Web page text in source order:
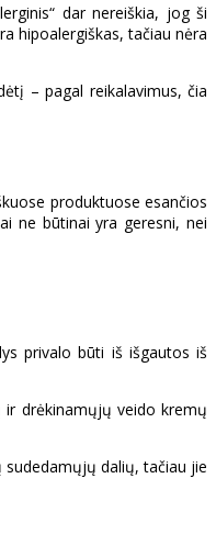
dar nereiškia, jog ši
hipoalergiškas, tačiau nėra
– pagal reikalavimus, čia
produktuose esančios
ne būtinai yra geresni, nei
privalo būti iš išgautos iš
ir drėkinamųjų veido kremų
dalių, tačiau jie